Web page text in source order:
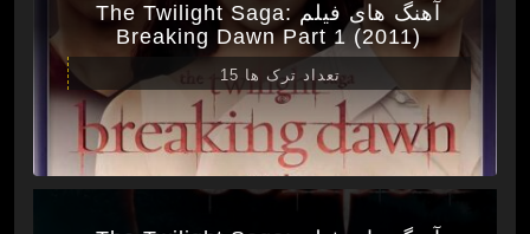
آهنگ های فیلم The Twilight Saga:
Breaking Dawn Part 1 (2011)
تعداد ترک ها 15